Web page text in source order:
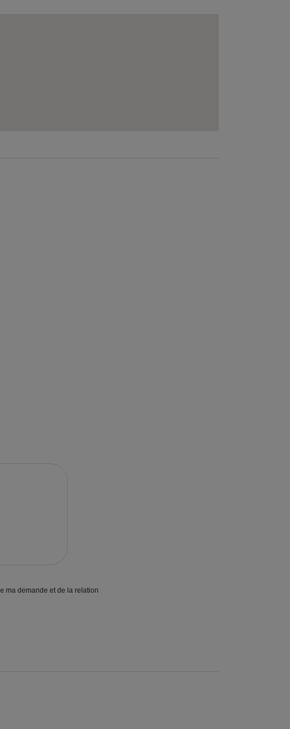
ma demande et de la relation